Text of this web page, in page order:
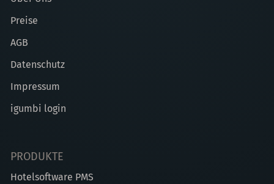
Preise
AGB
Datenschutz
Impressum
igumbi login
PRODUKTE
Hotelsoftware PMS